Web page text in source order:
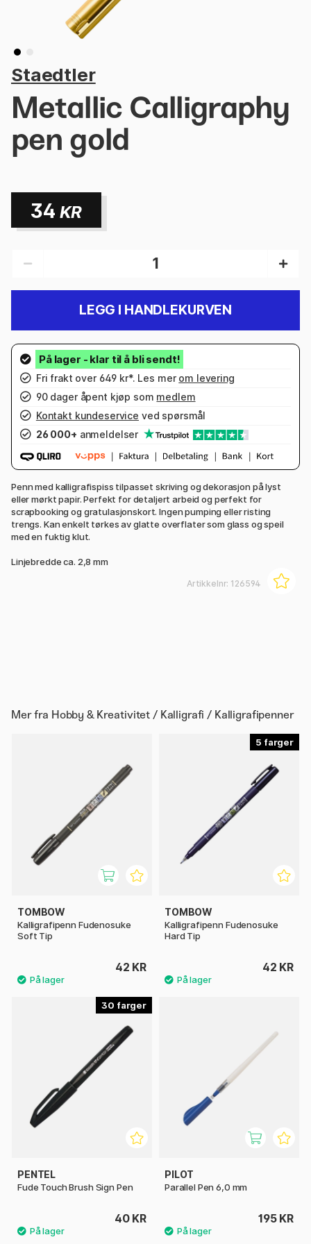
Staedtler
Metallic Calligraphy
pen gold
34 KR
LEGG I HANDLEKURVEN
Fri frakt over 649 kr*. Les mer om levering
90 dager åpent kjøp som medlem
Kontakt kundeservice ved spørsmål
26 000+ anmeldelser
Penn med kalligrafispiss tilpasset skriving og dekorasjon på lyst
eller mørkt papir. Perfekt for detaljert arbeid og perfekt for
scrapbooking og gratulasjonskort. Ingen pumping eller risting
trengs. Kan enkelt tørkes av glatte overflater som glass og speil
med en fuktig klut.
Linjebredde ca. 2,8 mm
Artikkelnr: 126594
Mer fra Hobby & Kreativitet / Kalligrafi / Kalligrafipenner
TOMBOW
Kalligrafipenn Fudenosuke
Soft Tip
42 KR
5
TOMBOW
Kalligrafipenn Fudenosuke
Hard Tip
42 KR
30
PENTEL
Fude Touch Brush Sign Pen
40 KR
PILOT
Parallel Pen 6,0 mm
195 KR